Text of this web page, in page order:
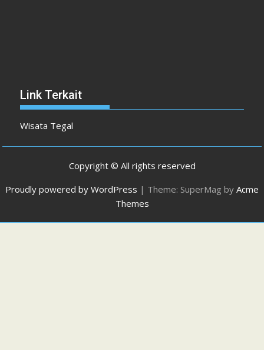
Link Terkait
Wisata Tegal
Copyright © All rights reserved
Proudly powered by WordPress | Theme: SuperMag by Acme
Themes